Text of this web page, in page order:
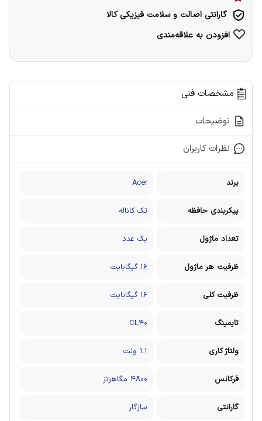
گارانتی اصالت و سلامت فیزیکی کالا
افزودن به علاقه‌مندی
مشخصات فنی
توضیحات
نظرات کاربران
برند Acer
پیکربندی حافظه تک کاناله
تعداد ماژول یک عدد
ظرفیت هر ماژول ۱۶ گیگابایت
ظرفیت کلی ۱۶ گیگابایت
تایمینگ CL۴۰
ولتاژ کاری ۱.۱ ولت
فرکانس ۴۸۰۰ مگاهرتز
گارانتی سازگار